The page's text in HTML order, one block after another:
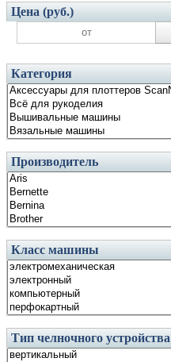
Цена (руб.)
Категория
Производитель
Класс машины
Тип челночного устройства